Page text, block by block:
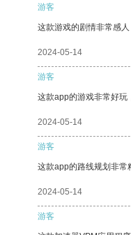
游客
这款游戏的剧情非常感人
2024-05-14
游客
这款app的游戏非常好玩
2024-05-14
游客
这款app的路线规划非常
2024-05-14
游客